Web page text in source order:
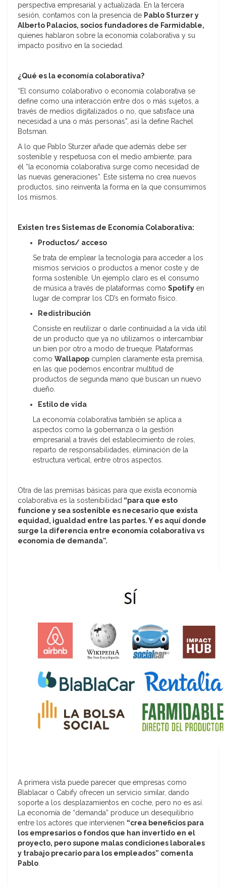
perspectiva empresarial y actualizada. En la tercera
sesión, contamos con la presencia de Pablo Sturzer y
Alberto Palacios, socios fundadores de Farmidable,
quienes hablaron sobre la economía colaborativa y su
impacto positivo en la sociedad.
¿Qué es la economía colaborativa?
“El consumo colaborativo o economía colaborativa se
define como una interacción entre dos o más sujetos, a
través de medios digitalizados o no, que satisface una
necesidad a una o más personas”, así la define Rachel
Botsman.
A lo que Pablo Sturzer añade que además debe ser
sostenible y respetuosa con el medio ambiente, para
él “la economía colaborativa surge como necesidad de
las nuevas generaciones”. Este sistema no crea nuevos
productos, sino reinventa la forma en la que consumimos
los mismos.
Existen tres Sistemas de Economía Colaborativa:
Productos/ acceso
Se trata de emplear la tecnología para acceder a los
mismos servicios o productos a menor coste y de
forma sostenible. Un ejemplo claro es el consumo
de música a través de plataformas como Spotify en
lugar de comprar los CD’s en formato físico.
Redistribución
Consiste en reutilizar o darle continuidad a la vida útil
de un producto que ya no utilizamos o intercambiar
un bien por otro a modo de trueque. Plataformas
como Wallapop cumplen claramente esta premisa,
en las que podemos encontrar multitud de
productos de segunda mano que buscan un nuevo
dueño.
Estilo de vida
La economía colaborativa también se aplica a
aspectos como la gobernanza o la gestión
empresarial a través del establecimiento de roles,
reparto de responsabilidades, eliminación de la
estructura vertical, entre otros aspectos.
Otra de las premisas básicas para que exista economía
colaborativa es la sostenibilidad “para que esto
funcione y sea sostenible es necesario que exista
equidad, igualdad entre las partes. Y es aquí donde
surge la diferencia entre economía colaborativa vs
economía de demanda”.
A primera vista puede parecer que empresas como
Blablacar o Cabify ofrecen un servicio similar, dando
soporte a los desplazamientos en coche, pero no es así.
La economía de “demanda” produce un desequilibrio
entre los actores que intervienen “crea beneficios para
los empresarios o fondos que han invertido en el
proyecto, pero supone malas condiciones laborales
y trabajo precario para los empleados” comenta
Pablo.